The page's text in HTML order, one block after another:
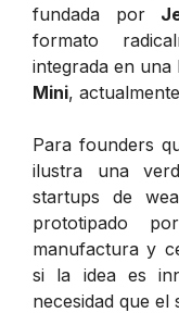
fundada por
formato
integrada en
Mini,
Para founders
ilustra una
startups de
prototipado
manufactura y
si la idea es
necesidad que